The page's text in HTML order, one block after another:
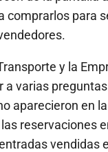
comprarlos para
y la
a varias
aparecieron en
reservaciones
vendidas